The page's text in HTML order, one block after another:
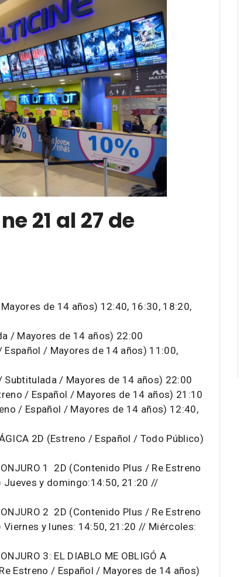
21 al 27 de
de 14 años) 12:40, 16:30, 18:20,
/ Mayores de 14 años) 22:00
/ Español / Mayores de 14 años) 11:00,
/ Subtitulada / Mayores de 14 años) 22:00
/ Español / Mayores de 14 años) 21:10
/ Español / Mayores de 14 años) 12:40,
2D (Estreno / Español / Todo Público)
1 2D (Contenido Plus / Re Estreno
y domingo:14:50, 21:20 //
2 2D (Contenido Plus / Re Estreno
y lunes: 14:50, 21:20 // Miércoles:
3: EL DIABLO ME OBLIGÓ A
Estreno / Español / Mayores de 14 años)